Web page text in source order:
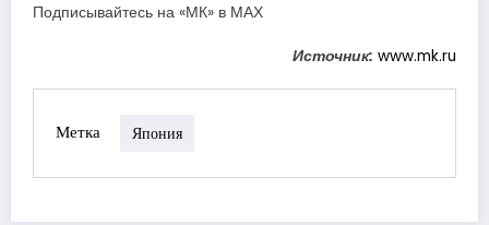
Подписывайтесь на «МК» в МАХ
Источник: www.mk.ru
Метка Япония